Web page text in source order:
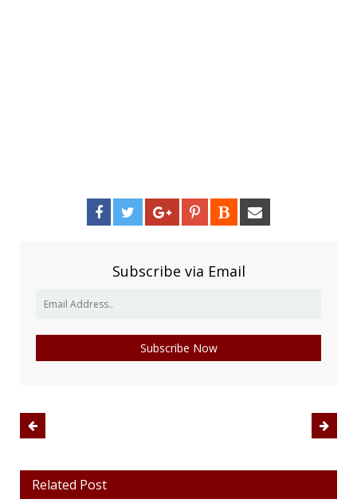
Subscribe via Email
Related Post